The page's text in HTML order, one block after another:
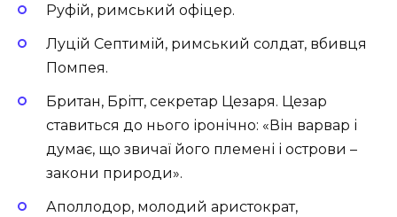
Руфій, римський офіцер.
Луцій Септимій, римський солдат, вбивця
Помпея.
Британ, Брітт, секретар Цезаря. Цезар
ставиться до нього іронічно: «Він варвар і
думає, що звичаї його племені і острови –
закони природи».
Аполлодор, молодий аристократ,